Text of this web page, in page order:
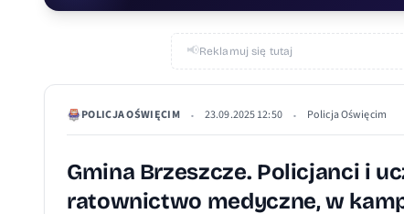
📢Reklamuj się tutaj
POLICJA OŚWIĘCIM • 23.09.2025 12:50 • Policja Oświęcim
Gmina Brzeszcze. Policjanci i
ratownictwo medyczne, w